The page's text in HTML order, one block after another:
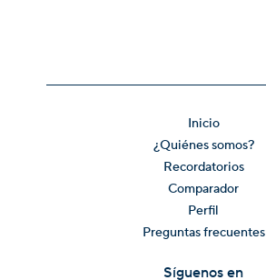
Inicio
¿Quiénes somos?
Recordatorios
Comparador
Perfil
Preguntas frecuentes
Síguenos en